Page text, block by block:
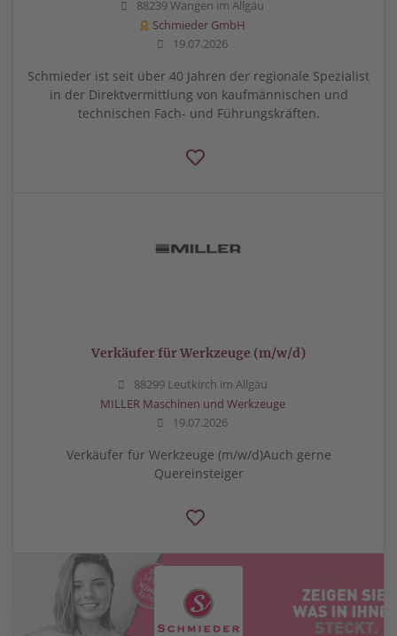
88239 Wangen im Allgäu
Schmieder GmbH
19.07.2026
Schmieder ist seit über 40 Jahren der regionale Spezialist
in der Direktvermittlung von kaufmännischen und
technischen Fach- und Führungskräften.
Verkäufer für Werkzeuge (m/w/d)
88299 Leutkirch im Allgäu
MILLER Maschinen und Werkzeuge
19.07.2026
Verkäufer für Werkzeuge (m/w/d)Auch gerne
Quereinsteiger